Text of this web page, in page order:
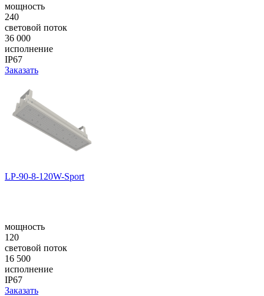
мощность
240
световой поток
36 000
исполнение
IP67
Заказать
LP-90-8-120W-Sport
мощность
120
световой поток
16 500
исполнение
IP67
Заказать